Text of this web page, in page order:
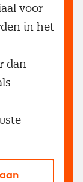
voor
in het
dan